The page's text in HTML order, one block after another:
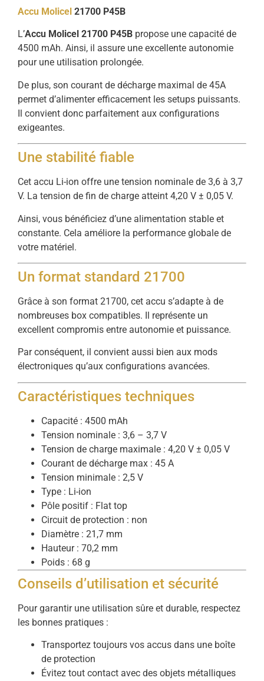
Accu Molicel 21700 P45B
L’Accu Molicel 21700 P45B propose une capacité de
4500 mAh. Ainsi, il assure une excellente autonomie
pour une utilisation prolongée.
De plus, son courant de décharge maximal de 45A
permet d’alimenter efficacement les setups puissants.
Il convient donc parfaitement aux configurations
exigeantes.
Une stabilité fiable
Cet accu Li-ion offre une tension nominale de 3,6 à 3,7
V. La tension de fin de charge atteint 4,20 V ± 0,05 V.
Ainsi, vous bénéficiez d’une alimentation stable et
constante. Cela améliore la performance globale de
votre matériel.
Un format standard 21700
Grâce à son format 21700, cet accu s’adapte à de
nombreuses box compatibles. Il représente un
excellent compromis entre autonomie et puissance.
Par conséquent, il convient aussi bien aux mods
électroniques qu’aux configurations avancées.
Caractéristiques techniques
Capacité : 4500 mAh
Tension nominale : 3,6 – 3,7 V
Tension de charge maximale : 4,20 V ± 0,05 V
Courant de décharge max : 45 A
Tension minimale : 2,5 V
Type : Li-ion
Pôle positif : Flat top
Circuit de protection : non
Diamètre : 21,7 mm
Hauteur : 70,2 mm
Poids : 68 g
Conseils d’utilisation et sécurité
Pour garantir une utilisation sûre et durable, respectez
les bonnes pratiques :
Transportez toujours vos accus dans une boîte
de protection
Évitez tout contact avec des objets métalliques